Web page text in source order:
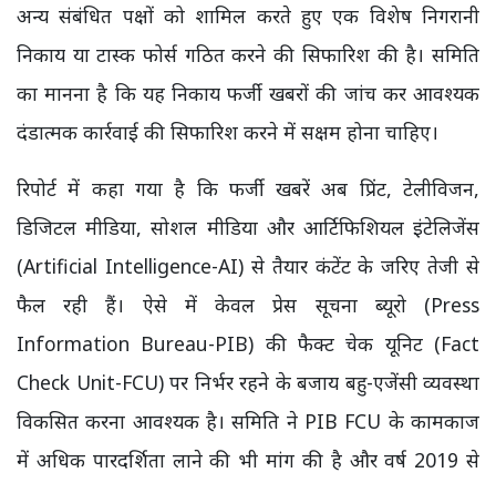
अन्य संबंधित पक्षों को शामिल करते हुए एक विशेष निगरानी
निकाय या टास्क फोर्स गठित करने की सिफारिश की है। समिति
का मानना है कि यह निकाय फर्जी खबरों की जांच कर आवश्यक
दंडात्मक कार्रवाई की सिफारिश करने में सक्षम होना चाहिए।
रिपोर्ट में कहा गया है कि फर्जी खबरें अब प्रिंट, टेलीविजन,
डिजिटल मीडिया, सोशल मीडिया और आर्टिफिशियल इंटेलिजेंस
(Artificial Intelligence-AI) से तैयार कंटेंट के जरिए तेजी से
फैल रही हैं। ऐसे में केवल प्रेस सूचना ब्यूरो (Press
Information Bureau-PIB) की फैक्ट चेक यूनिट (Fact
Check Unit-FCU) पर निर्भर रहने के बजाय बहु-एजेंसी व्यवस्था
विकसित करना आवश्यक है। समिति ने PIB FCU के कामकाज
में अधिक पारदर्शिता लाने की भी मांग की है और वर्ष 2019 से